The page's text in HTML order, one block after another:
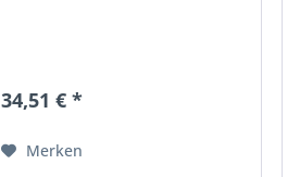
34,51 € *
Merken